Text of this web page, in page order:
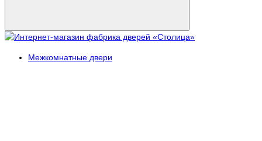
Межкомнатные двери